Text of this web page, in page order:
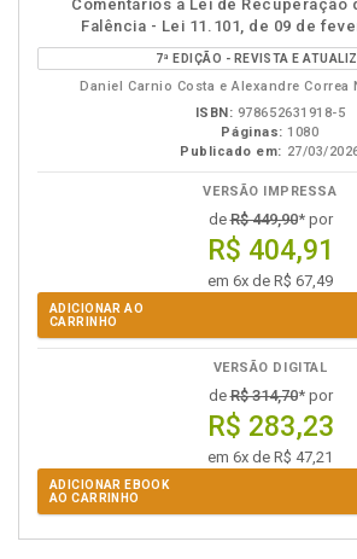
em
eBook
na
B.V.
Comentários à Lei de Recuperação
Falência - Lei 11.101, de 09 de
7ª EDIÇÃO - REVISTA E
Daniel Carnio Costa e Alexandre Correa
ISBN: 978652631918-5
Páginas: 1080
Publicado em: 27/03/
VERSÃO IMPRESSA
deR$ 449,90* por
R$ 404,91
em 6x de R$ 67,49
ADICIONAR AO
CARRINHO
VERSÃO DIGITAL
deR$ 314,70* por
R$ 283,23
em 6x de R$ 47,21
ADICIONAR EBOOK
AO CARRINHO